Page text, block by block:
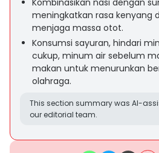
Kombinasikan nasi dengan
meningkatkan rasa kenyang
menjaga massa otot.
Konsumsi sayuran, hindari
cukup, minum air sebelum
makan untuk menurunkan
olahraga.
This section summary was AI-
our editorial team.